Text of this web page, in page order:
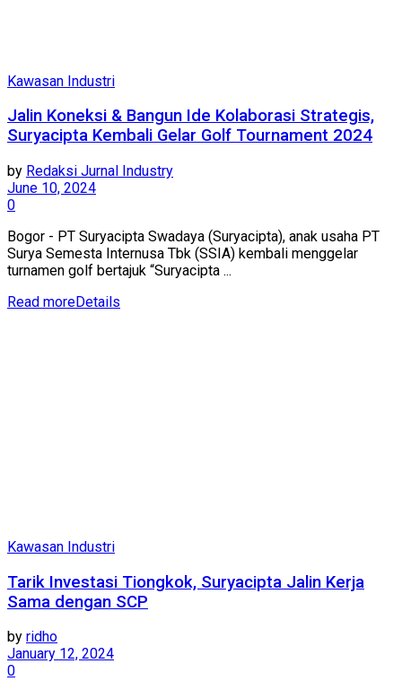
Kawasan Industri
Jalin Koneksi & Bangun Ide Kolaborasi Strategis,
Suryacipta Kembali Gelar Golf Tournament 2024
by Redaksi Jurnal Industry
June 10, 2024
0
Bogor - PT Suryacipta Swadaya (Suryacipta), anak usaha PT
Surya Semesta Internusa Tbk (SSIA) kembali menggelar
turnamen golf bertajuk “Suryacipta ...
Read moreDetails
Kawasan Industri
Tarik Investasi Tiongkok, Suryacipta Jalin Kerja
Sama dengan SCP
by ridho
January 12, 2024
0